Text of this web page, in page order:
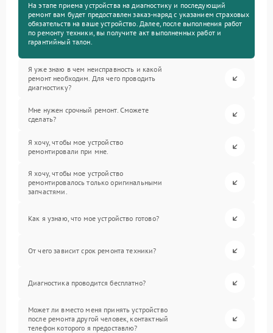
На этапе приема устройства на диагностику и последующий
ремонт вам будет предоставлен заказ-наряд с указанием страховых
обязательств на ваше устройство. Далее, после выполнения работ
по ремонту техники, вы получите акт выполненных работ и
гарантийный талон.
Я уже знаю в чем неисправность и какой
ремонт необходим. Для чего проводить
диагностику?
Мне нужен срочный ремонт. Сможете
сделать?
Я хочу, чтобы мое устройство
ремонтировали при мне.
Я хочу, чтобы мое устройство
ремонтировалось только оригинальными
запчастями.
Как я узнаю, что мое устройство готово?
От чего зависит срок ремонта техники?
Диагностика проводится бесплатно?
Может ли вместо меня принять устройство
после ремонта другой человек, контактный
телефон которого я предоставлю?